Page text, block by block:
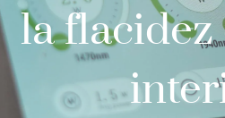
la flacidez